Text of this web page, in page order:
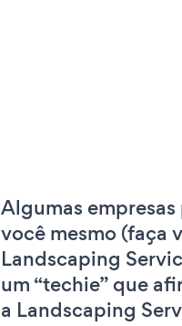
Algumas
você mesmo (faça
Landscaping
um “techie” que
a Landscaping